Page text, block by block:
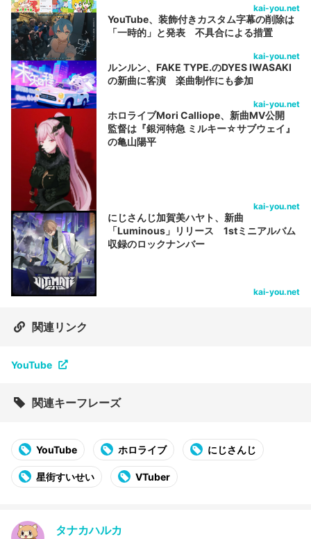
kai-you.net
YouTube、装飾付きカスタム字幕の削除は
「一時的」と発表 不具合による措置
kai-you.net
ルンルン、FAKE TYPE.のDYES IWASAKI
の新曲に客演 楽曲制作にも参加
kai-you.net
ホロライブMori Calliope、新曲MV公開
監督は『銀河特急 ミルキー☆サブウェイ』
の亀山陽平
kai-you.net
にじさんじ加賀美ハヤト、新曲
「Luminous」リリース 1stミニアルバム
収録のロックナンバー
kai-you.net
関連リンク
YouTube
関連キーフレーズ
YouTube ホロライブ にじさんじ
星街すいせい VTuber
タナカハルカ